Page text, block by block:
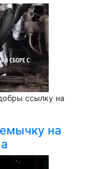
ссылку на
на